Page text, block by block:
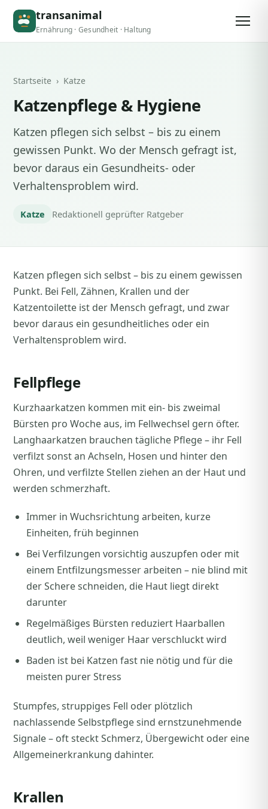
transanimal
Ernährung · Gesundheit · Haltung
Startseite › Katze
Katzenpflege & Hygiene
Katzen pflegen sich selbst – bis zu einem
gewissen Punkt. Wo der Mensch gefragt ist,
bevor daraus ein Gesundheits- oder
Verhaltensproblem wird.
Katze Redaktionell geprüfter Ratgeber
Katzen pflegen sich selbst – bis zu einem gewissen
Punkt. Bei Fell, Zähnen, Krallen und der
Katzentoilette ist der Mensch gefragt, und zwar
bevor daraus ein gesundheitliches oder ein
Verhaltensproblem wird.
Fellpflege
Kurzhaarkatzen kommen mit ein- bis zweimal
Bürsten pro Woche aus, im Fellwechsel gern öfter.
Langhaarkatzen brauchen tägliche Pflege – ihr Fell
verfilzt sonst an Achseln, Hosen und hinter den
Ohren, und verfilzte Stellen ziehen an der Haut und
werden schmerzhaft.
Immer in Wuchsrichtung arbeiten, kurze
Einheiten, früh beginnen
Bei Verfilzungen vorsichtig auszupfen oder mit
einem Entfilzungsmesser arbeiten – nie blind mit
der Schere schneiden, die Haut liegt direkt
darunter
Regelmäßiges Bürsten reduziert Haarballen
deutlich, weil weniger Haar verschluckt wird
Baden ist bei Katzen fast nie nötig und für die
meisten purer Stress
Stumpfes, struppiges Fell oder plötzlich
nachlassende Selbstpflege sind ernstzunehmende
Signale – oft steckt Schmerz, Übergewicht oder eine
Allgemeinerkrankung dahinter.
Krallen